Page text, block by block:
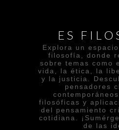
ES
Explora un
filosofía, donde
sobre temas como
vida, la ética, la
y la justicia.
pensadores
filosóficas y
del pensamiento
cotidiana.
de las